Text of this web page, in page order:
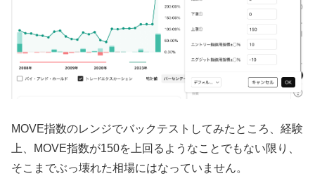
MOVE指数のレンジでバックテストしてみたところ、経験
上、MOVE指数が150を上回るようなことでもない限り、
そこまでぶっ壊れた相場にはなっていません。